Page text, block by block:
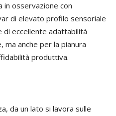
in osservazione con
di elevato profilo sensoriale
di eccellente adattabilità
ma anche per la pianura
produttiva.
da un lato si lavora sulle